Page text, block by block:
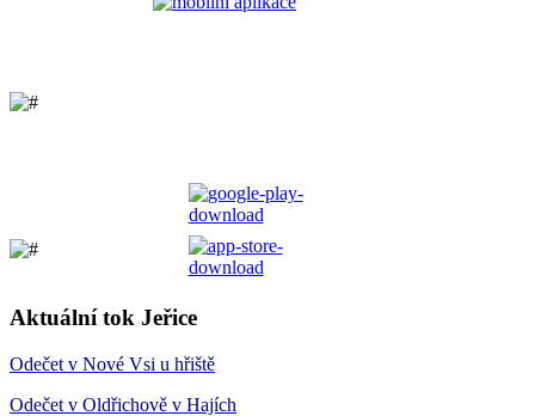
Aktuální tok Jeřice
Odečet v Nové Vsi u hřiště
Odečet v Oldřichově v Hajích